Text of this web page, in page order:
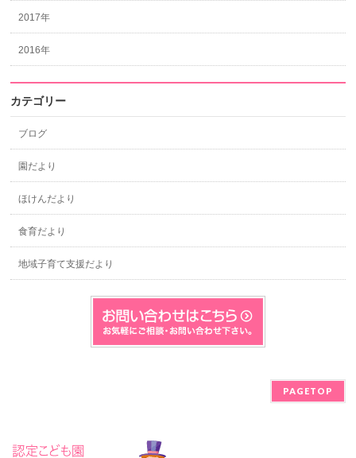
2017年
2016年
カテゴリー
ブログ
園だより
ほけんだより
食育だより
地域子育て支援だより
PAGETOP